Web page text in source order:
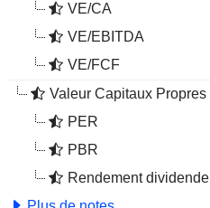
VE/CA
VE/EBITDA
VE/FCF
Valeur Capitaux Propres
PER
PBR
Rendement dividende